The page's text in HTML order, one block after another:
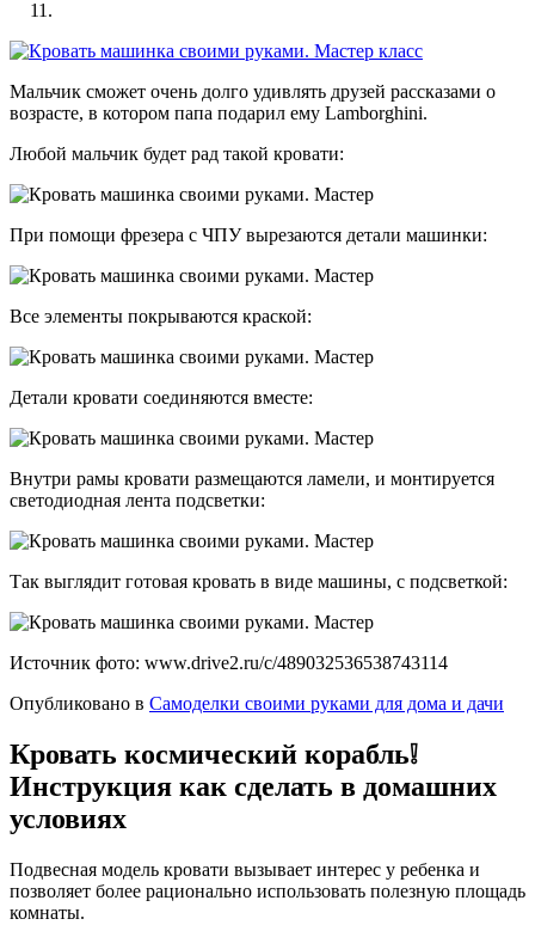
Мальчик сможет очень долго удивлять друзей рассказами о
возрасте, в котором папа подарил ему Lamborghini.
Любой мальчик будет рад такой кровати:
При помощи фрезера с ЧПУ вырезаются детали машинки:
Все элементы покрываются краской:
Детали кровати соединяются вместе:
Внутри рамы кровати размещаются ламели, и монтируется
светодиодная лента подсветки:
Так выглядит готовая кровать в виде машины, с подсветкой:
Источник фото: www.drive2.ru/c/489032536538743114
Опубликовано в Самоделки своими руками для дома и дачи
Кровать космический корабль❕
Инструкция как сделать в домашних
условиях
Подвесная модель кровати вызывает интерес у ребенка и
позволяет более рационально использовать полезную площадь
комнаты.